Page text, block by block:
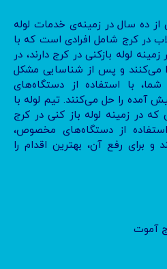
از ده سال در زمینه‌ی خدمات لوله
در کرج شامل افرادی است که با
لوله بازکنی در کرج دارند، در
می‌کنند و پس از شناسایی مشکل
با استفاده از دستگاه‌های
را حل می‌کنند. تیم لوله با
در زمینه لوله باز کنی در کرج
استفاده از دستگاه‌های مخصوص،
برای رفع آن، بهترین اقدام را
آموت